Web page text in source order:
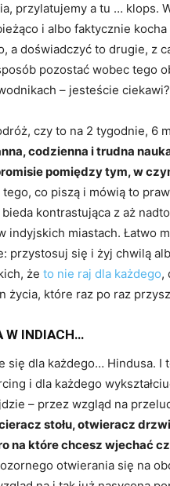
przylatujemy a tu … klops.
i albo faktycznie
a doświadczyć to drugie, z
pozostać wobec tego
– jesteście
czy to na 2 tygodnie, 6
codzienna i trudna
pomiędzy tym, w
co piszą i mówią to
bieda kontrastująca z aż
indyjskich miastach. Łatwo
przystosuj się i żyj chwilą
że to nie raj dla każdego,
życia, które raz po raz
W INDIACH…
się dla każdego… Hindusa. I
i dla każdego
– przez wzgląd na
stołu, otwieracz
na które chcesz wjechać
otwierania się na